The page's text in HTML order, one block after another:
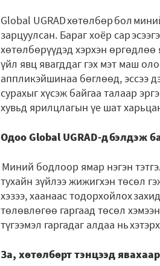
Global UGRAD хөтөлбөр бол
зарцуулсан. Бараг хоёр сар
хөтөлбөрүүдэд хэрхэн өргөдлөө
үйл явц явагддаг гэх мэт маш
аппликэйшинаа бөглөөд, эссээ
сурахыг хүсэж байгаа талаар
хувьд ярилцлагын үе шат
Одоо Global UGRAD-д бэлдэж
Миний бодлоор ямар нэгэн
тухайн зүйлээ жижигхэн төсөл
хэзээ, хаанаас тодорхойлох
төлөвлөгөө гаргаад төсөл
түгээмэл гаргадаг алдаа нь
За, хөтөлбөрт тэнцээд